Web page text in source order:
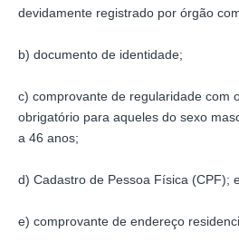
devidamente registrado por órgão
b) documento de identidade;
c) comprovante de regularidade com
obrigatório para aqueles do sexo
a 46 anos;
d) Cadastro de Pessoa Física (CPF);
e) comprovante de endereço